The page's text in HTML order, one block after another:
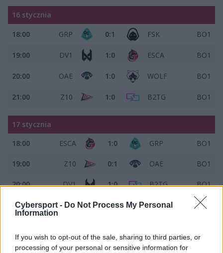
Cybersport - Do Not Process My Personal
Information
If you wish to opt-out of the sale, sharing to third parties, or
processing of your personal or sensitive information for
16 stycznia
18:00 GRP 0:1 FSK BO1
19:00 DV1 1:0 ESCA BO1
20:00 OAE 1:0 WOLF BO1
21:00 Z10 1:0 B2TG BO1
17 stycznia
18:00
ESCA 1:0 GRP BO1
19:00 Z10 0:1 OAE BO1
20:00 DV1 1:0 B2TG BO1
21:00 WOLF 1:0 FSK BO1
2. kolejka